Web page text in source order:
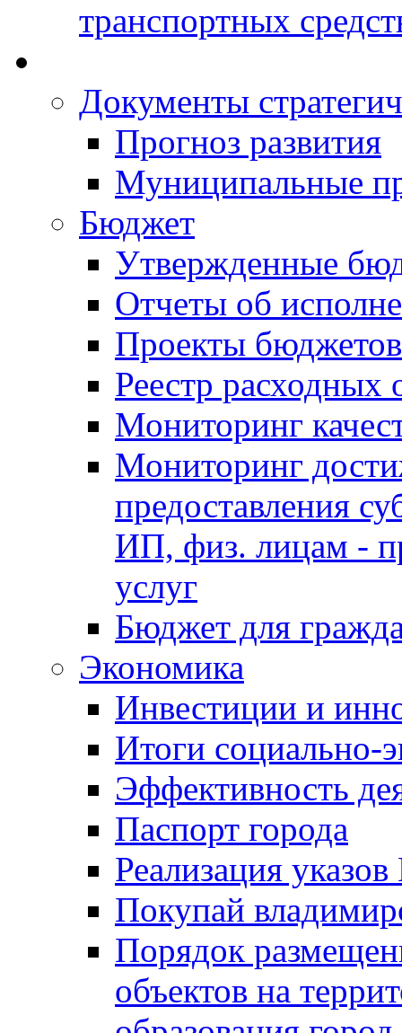
транспортных
Документы
Прогноз развития
Муниципальные
Бюджет
Утвержденные
Отчеты об
Проекты бюджетов
Реестр расходных
Мониторинг
Мониторинг
предоставления
ИП, физ. лицам -
услуг
Бюджет для
Экономика
Инвестиции и
Итоги социально-
Эффективность
Паспорт города
Реализация
Покупай
Порядок
объектов на